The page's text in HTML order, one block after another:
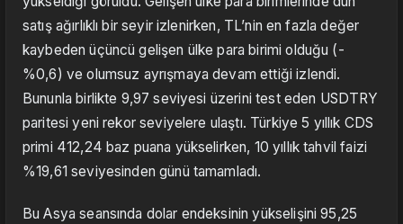
satış ağırlıklı bir seyir izlenirken, TL’nin en fazla değer
kaybeden üçüncü gelişen ülke para birimi olduğu (-
%0,6) ve olumsuz ayrışmaya devam ettiği izlendi.
Bununla birlikte 9,97 seviyesi üzerini test eden USDTRY
paritesi yeni rekor seviyelere ulaştı. Türkiye 5 yıllık CDS
primi 412,24 baz puana yükselirken, 10 yıllık tahvil faizi
%19,61 seviyesinden günü tamamladı.
Bu Asya seansında dolar endeksinin yükselişini 95,25